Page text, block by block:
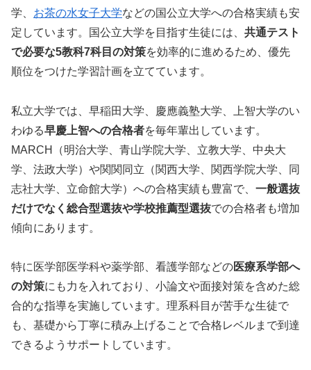
学、 お茶の水女子大学などの国公立大学への合格実績も安
定しています。国公立大学を目指す生徒には、 共通テスト
で必要な5教科7科目の対策を効率的に進めるため、優先
順位をつけた学習計画を立てています。
私立大学では、早稲田大学、慶應義塾大学、上智大学のい
わゆる早慶上智への合格者を毎年輩出しています。
MARCH（明治大学、青山学院大学、立教大学、中央大
学、法政大学）や関関同立（関西大学、関西学院大学、同
志社大学、立命館大学）への合格実績も豊富で、 一般選抜
だけでなく総合型選抜や学校推薦型選抜での合格者も増加
傾向にあります。
特に医学部医学科や薬学部、看護学部などの医療系学部へ
の対策にも力を入れており、小論文や面接対策を含めた総
合的な指導を実施しています。理系科目が苦手な生徒で
も、基礎から丁寧に積み上げることで合格レベルまで到達
できるようサポートしています。